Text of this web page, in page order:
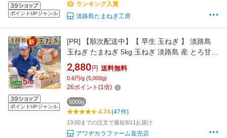
ポイントUPジャンル
ランキング入賞
淡路島たまねぎ工房
ポイントUPジャンル
[PR]
【順次配送中】【 早生 玉ねぎ 】 淡路島
玉ねぎ たまねぎ 5kg 玉ねぎ 淡路島 産 とろ甘
産地直送 送料無料 早生 無添加 タマネギ 玉葱
晩生 産地直送 淡路島たまねぎ 5K 5キロ 淡路島
産たまねぎ 淡路 とろ甘玉ねぎ 大容量 まとめ買
2,880 円 送料無料
0.6円/g (5,000g)
26ポイント (1倍)
5000g
4.74(47件)
13:00までの注文で最短8/11お届け
アワヂカラファーム直売店